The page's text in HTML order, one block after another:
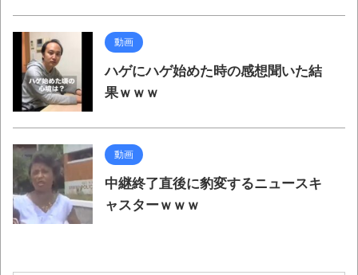
動画
ハゲにハゲ始めた時の感想聞いた結
果ｗｗｗ
動画
中継終了直後に豹変するニュースキ
ャスターｗｗｗ